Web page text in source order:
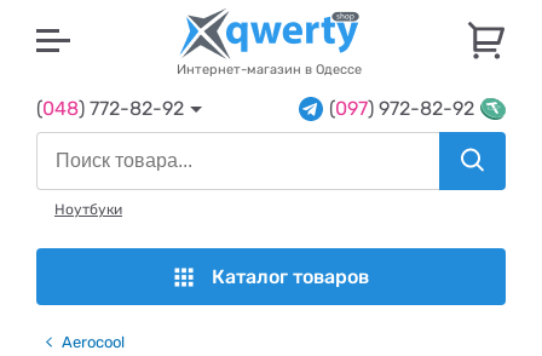
Интернет-магазин в Одессе
(048) 772-82-92 (097) 972-82-92
Ноутбуки
Каталог товаров
Aerocool